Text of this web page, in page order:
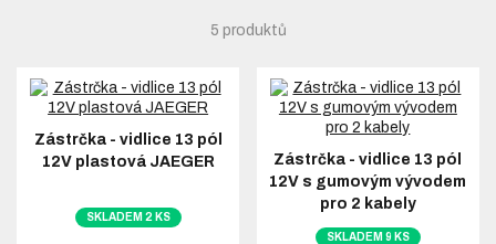
5 produktů
Zástrčka - vidlice 13 pól
12V plastová JAEGER
SKLADEM 2 KS
Zástrčka - vidlice 13 pól
12V s gumovým vývodem
pro 2 kabely
SKLADEM 9 KS